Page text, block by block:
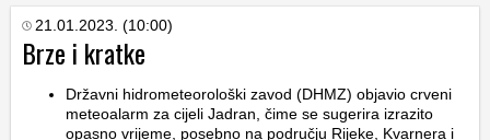
21.01.2023. (10:00)
Brze i kratke
Državni hidrometeorološki zavod (DHMZ) objavio crveni
meteoalarm za cijeli Jadran, čime se sugerira izrazito
opasno vrijeme, posebno na području Rijeke, Kvarnera i